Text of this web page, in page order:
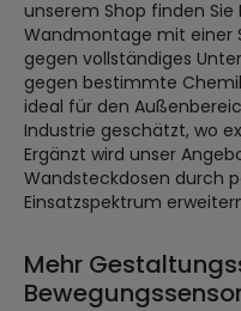
unserem Shop finden
Wandmontage mit einer
gegen vollständiges
gegen bestimmte
ideal für den
Industrie geschätzt, wo
Ergänzt wird unser
Wandsteckdosen durch
Einsatzspektrum
Mehr